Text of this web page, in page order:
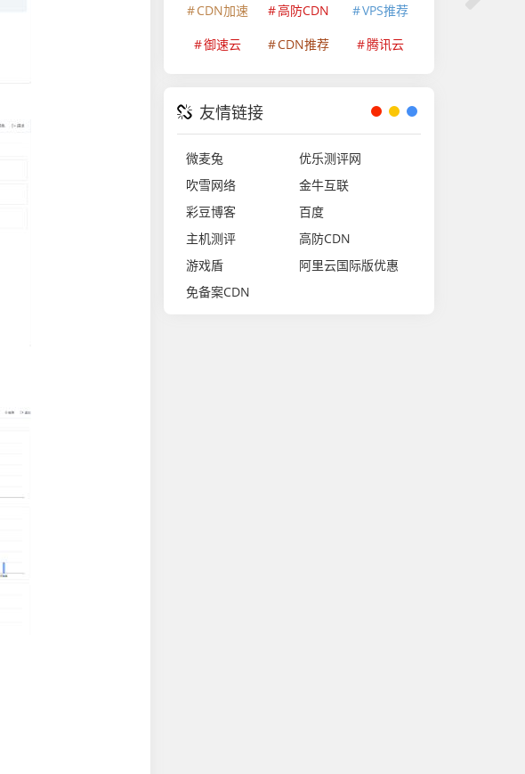
CDN加速
高防CDN
VPS推荐
御速云
CDN推荐 腾讯云
友情链接
微麦兔
优乐测评网
吹雪网络
金牛互联
彩豆博客
百度
主机测评
高防CDN
游戏盾
阿里云国际版优惠
免备案CDN